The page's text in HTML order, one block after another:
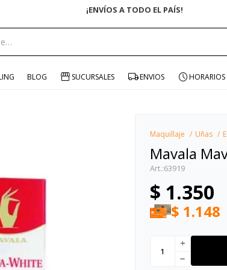
ENVÍO GRATIS EN COMPRAS +$1500 CON CUPÓN
BLOG SUCURSALES ENVIOS HORARIOS
Maquillaje Uñas
Mavala
63919
$ 1.350
$ 1.148
add
remove